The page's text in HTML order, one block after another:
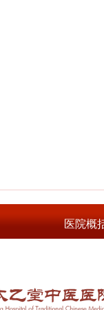
医院概